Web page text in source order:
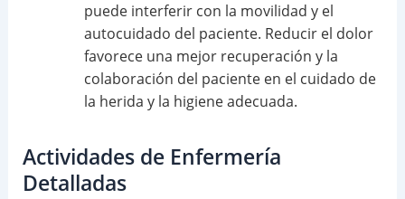
puede interferir con la movilidad y el
autocuidado del paciente. Reducir el dolor
favorece una mejor recuperación y la
colaboración del paciente en el cuidado de
la herida y la higiene adecuada.
Actividades de Enfermería
Detalladas